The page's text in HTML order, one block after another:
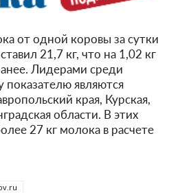
от одной коровы за сутки
21,7 кг, что на 1,02 кг
Лидерами среди
являются
края, Курская,
области. В этих
27 кг молока в расчете